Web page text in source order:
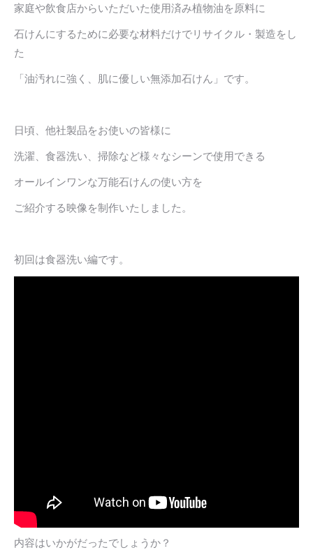
家庭や飲食店からいただいた使用済み植物油を原料に
石けんにするために必要な材料だけでリサイクル・製造をし
た
「油汚れに強く、肌に優しい無添加石けん」です。
日頃、他社製品をお使いの皆様に
洗濯、食器洗い、掃除など様々なシーンで使用できる
オールインワンな万能石けんの使い方を
ご紹介する映像を制作いたしました。
初回は食器洗い編です。
内容はいかがだったでしょうか？